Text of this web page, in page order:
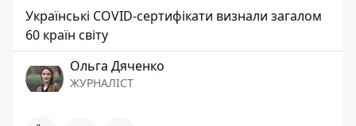
Українські COVID-сертифікати визнали загалом
60 країн світу
Ольга Дяченко
ЖУРНАЛІСТ